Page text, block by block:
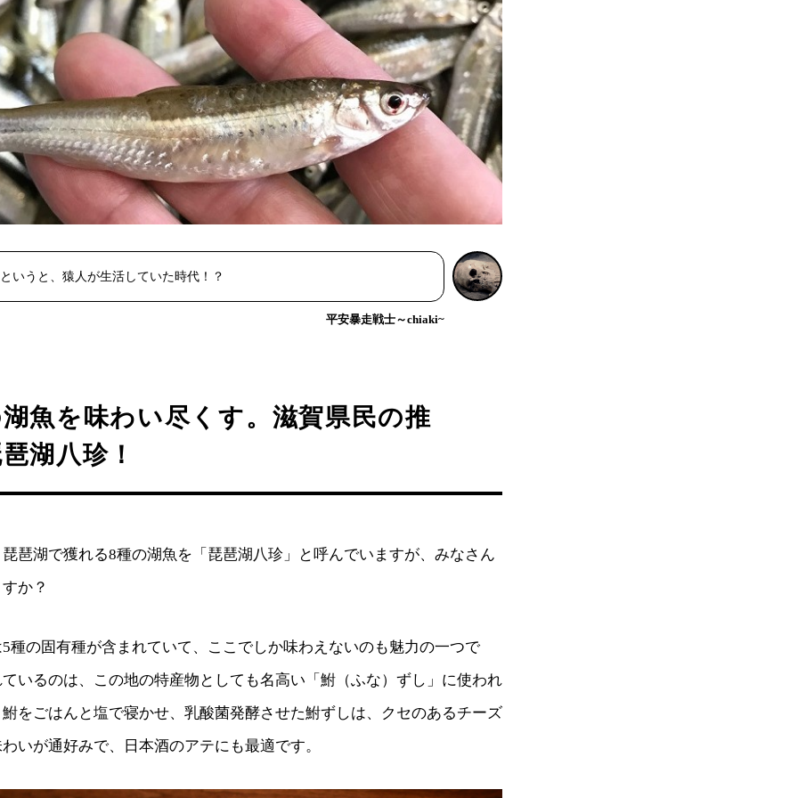
いうと、猿人が生活していた時代！？
平安暴走戦士～chiaki~
魚を味わい尽くす。滋賀県民の推
湖八珍！
琶湖で獲れる8種の湖魚を「琵琶湖八珍」と呼んでいますが、みなさん
か？
種の固有種が含まれていて、ここでしか味わえないのも魅力の一つで
いるのは、この地の特産物としても名高い「鮒（ふな）ずし」に使われ
をごはんと塩で寝かせ、乳酸菌発酵させた鮒ずしは、クセのあるチーズ
いが通好みで、日本酒のアテにも最適です。